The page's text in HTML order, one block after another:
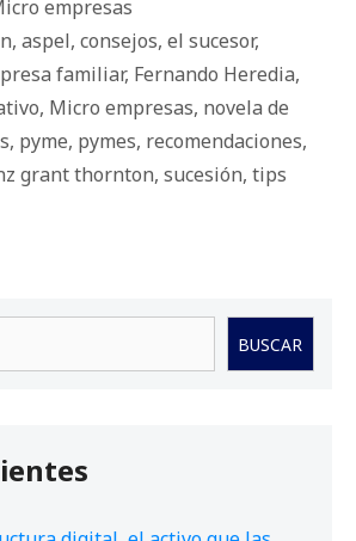
empresas
, aspel, consejos, el sucesor,
familiar, Fernando Heredia,
, Micro empresas, novela de
, pyme, pymes, recomendaciones,
grant thornton, sucesión, tips
BUSCAR